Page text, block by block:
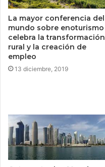
La mayor conferencia del
mundo sobre enoturismo
celebra la transformación
rural y la creación de
empleo
13 diciembre, 2019